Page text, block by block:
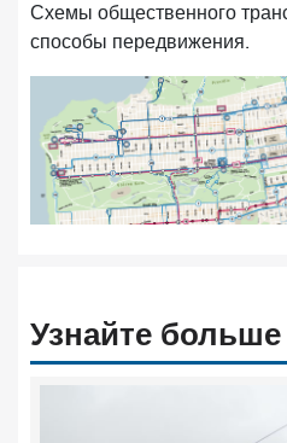
Схемы общественного
способы передвижения.
Узнайте больше